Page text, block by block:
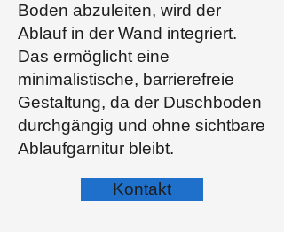
Boden abzuleiten, wird der
Ablauf in der Wand integriert.
Das ermöglicht eine
minimalistische, barrierefreie
Gestaltung, da der Duschboden
durchgängig und ohne sichtbare
Ablaufgarnitur bleibt.
Kontakt